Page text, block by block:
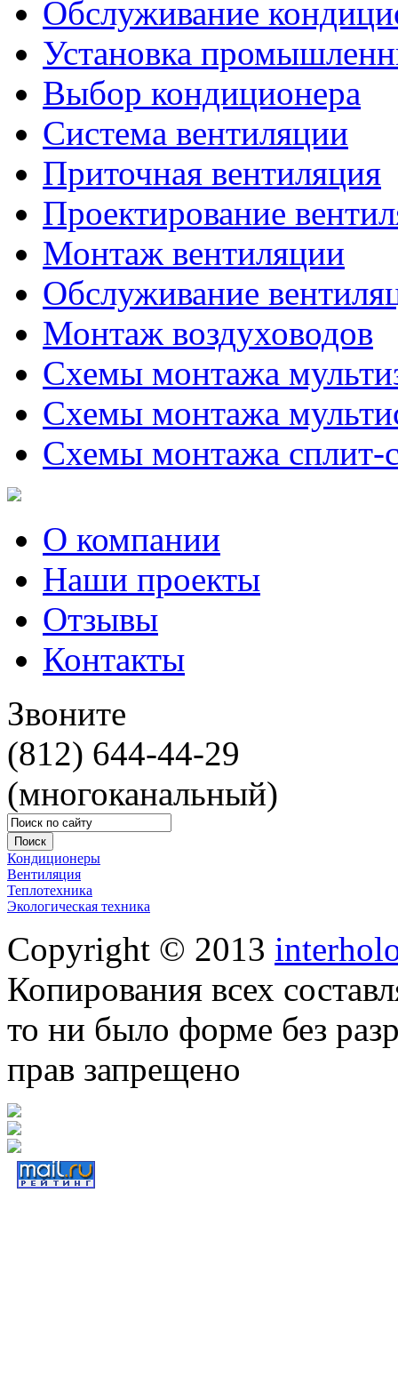
Обслуживание
Установка
Выбор кондиционера
Система вентиляции
Приточная вентиляция
Проектирование
Монтаж вентиляции
Обслуживание
Монтаж воздуховодов
Схемы монтажа
Схемы монтажа
Схемы монтажа сплит-
О компании
Наши проекты
Отзывы
Контакты
Звоните
(812) 644-44-29
(многоканальный)
Кондиционеры
Вентиляция
Теплотехника
Экологическая техника
Copyright © 2013
Копирования всех
то ни было форме без
прав запрещено